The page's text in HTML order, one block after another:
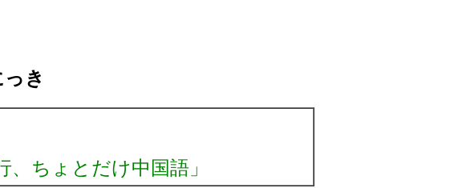
き
、ちょとだけ中国語」